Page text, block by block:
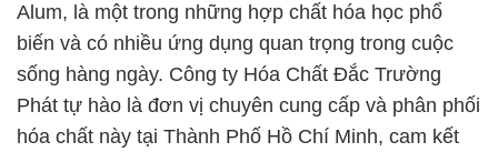
Alum, là một trong những hợp chất hóa học phổ
biến và có nhiều ứng dụng quan trọng trong cuộc
sống hàng ngày. Công ty Hóa Chất Đắc Trường
Phát tự hào là đơn vị chuyên cung cấp và phân phối
hóa chất này tại Thành Phố Hồ Chí Minh, cam kết